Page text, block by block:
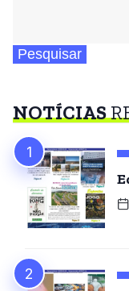
Pesquisar
NOTÍCIAS